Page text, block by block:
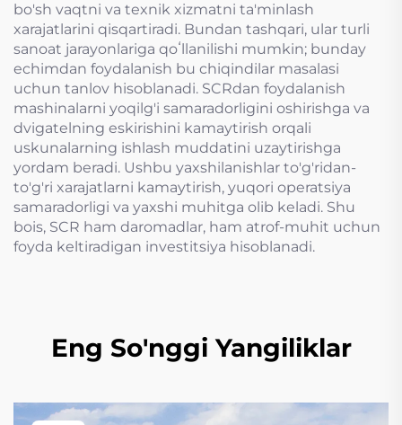
bo'sh vaqtni va texnik xizmatni ta'minlash
xarajatlarini qisqartiradi. Bundan tashqari, ular turli
sanoat jarayonlariga qoʻllanilishi mumkin; bunday
echimdan foydalanish bu chiqindilar masalasi
uchun tanlov hisoblanadi. SCRdan foydalanish
mashinalarni yoqilg'i samaradorligini oshirishga va
dvigatelning eskirishini kamaytirish orqali
uskunalarning ishlash muddatini uzaytirishga
yordam beradi. Ushbu yaxshilanishlar to'g'ridan-
to'g'ri xarajatlarni kamaytirish, yuqori operatsiya
samaradorligi va yaxshi muhitga olib keladi. Shu
bois, SCR ham daromadlar, ham atrof-muhit uchun
foyda keltiradigan investitsiya hisoblanadi.
Eng So'nggi Yangiliklar